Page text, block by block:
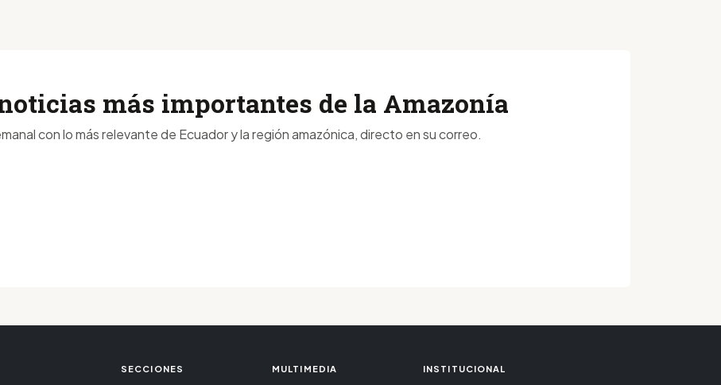
más importantes de la Amazonía
con lo más relevante de Ecuador y la región amazónica, directo en su correo.
SECCIONES MULTIMEDIA INSTITUCIONAL